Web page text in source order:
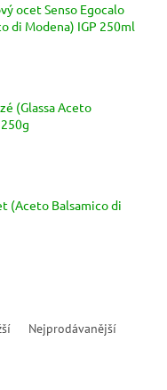
ocet Senso Egocalo
di Modena) IGP 250ml
(Glassa Aceto
(Aceto Balsamico di
Nejprodávanější